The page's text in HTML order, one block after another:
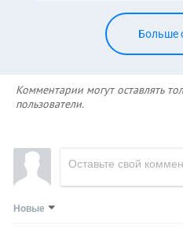
Больше
Комментарии могут оставлять
пользователи.
Новые